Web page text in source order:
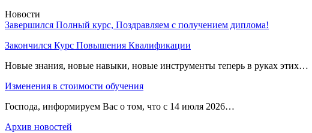
Новости
Завершился Полный курс, Поздравляем с получением диплома!
Закончился Курс Повышения Квалификации
Новые знания, новые навыки, новые инструменты теперь в руках этих…
Изменения в стоимости обучения
Господа, информируем Вас о том, что с 14 июля 2026…
Архив новостей